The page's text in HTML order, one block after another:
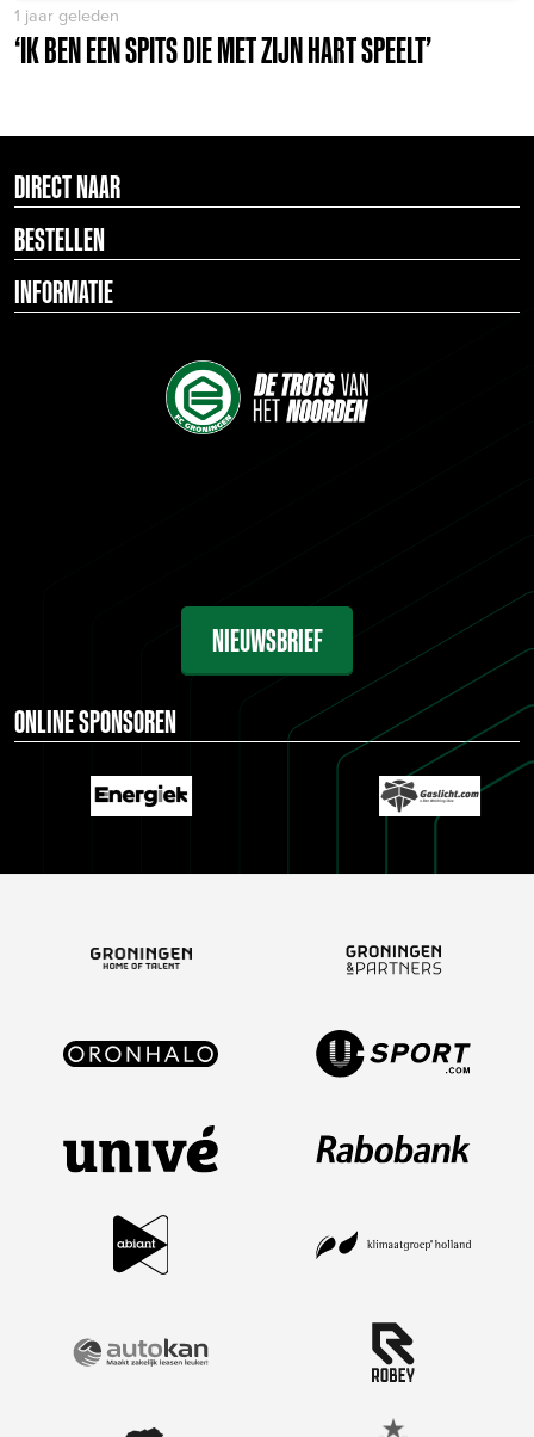
1 jaar geleden
‘IK BEN EEN SPITS DIE MET ZIJN HART SPEELT’
DIRECT NAAR
BESTELLEN
INFORMATIE
NIEUWSBRIEF
ONLINE SPONSOREN